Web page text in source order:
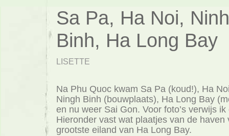
Sa Pa, Ha Noi, Ninh
Binh, Ha Long Bay
LISETTE
Na Phu Quoc kwam Sa Pa (koud!), Ha
Ningh Binh (bouwplaats), Ha Long Bay
en nu weer Sai Gon. Voor foto’s verwijs
Hieronder vast wat plaatjes van de haven
grootste eiland van Ha Long Bay.